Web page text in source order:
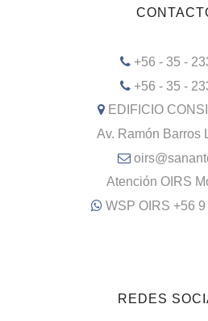
+56 - 35 -
+56 - 35 -
EDIFICIO
Av. Ramón Barros
Atención OIRS
WSP OIRS +56
REDES